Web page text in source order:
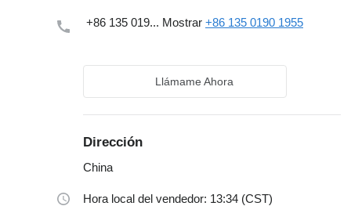
+86 135 019... Mostrar +86 135 0190 1955
Llámame Ahora
Dirección
China
Hora local del vendedor: 13:34 (CST)